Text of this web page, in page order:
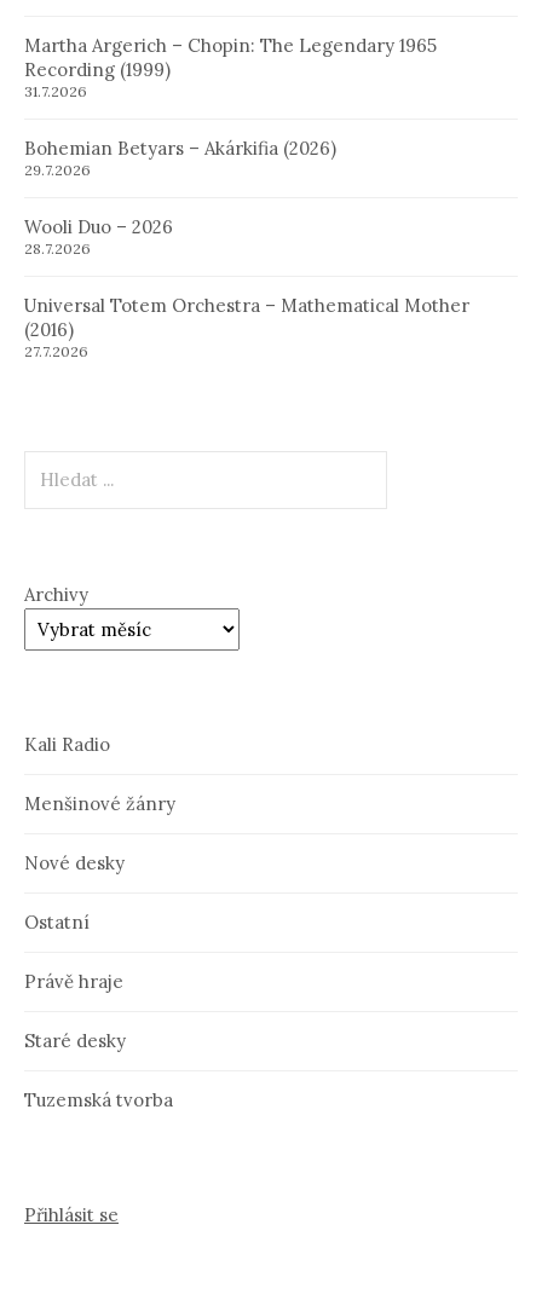
Martha Argerich – Chopin: The Legendary 1965
Recording (1999)
31.7.2026
Bohemian Betyars – Akárkifia (2026)
29.7.2026
Wooli Duo – 2026
28.7.2026
Universal Totem Orchestra – Mathematical Mother
(2016)
27.7.2026
Archivy
Kali Radio
Menšinové žánry
Nové desky
Ostatní
Právě hraje
Staré desky
Tuzemská tvorba
Přihlásit se